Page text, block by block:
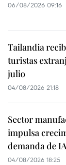
06/08/2026 09:16
Tailandia
turistas
julio
04/08/2026 21:18
Sector
impulsa
demanda de
04/08/2026 18:25